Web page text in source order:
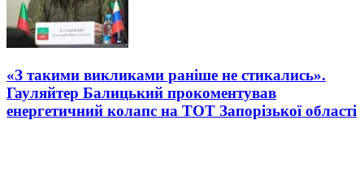
«З такими викликами раніше не стикались».
Гауляйтер Балицький прокоментував
енергетичний колапс на ТОТ Запорізької області